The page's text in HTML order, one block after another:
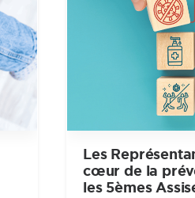
Les
cœur de la
les 5èmes